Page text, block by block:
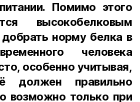
Помимо этого
высокобелковым
норму белка в
человека
особенно учитывая,
правильно
возможно только при